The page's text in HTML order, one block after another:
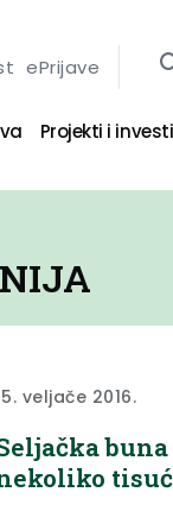
ePrijave
Projekti i
veljače 2016.